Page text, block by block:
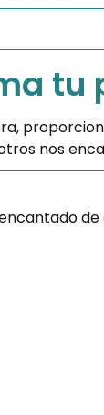
tu
nos